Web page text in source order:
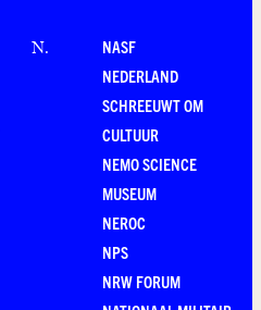
N.
NASF
NEDERLAND
SCHREEUWT OM
CULTUUR
NEMO SCIENCE
MUSEUM
NEROC
NPS
NRW FORUM